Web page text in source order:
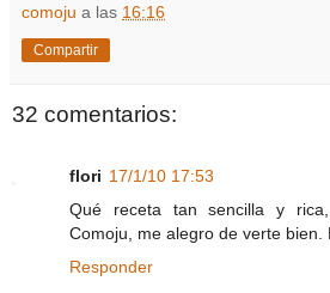
comoju a las 16:16
Compartir
32 comentarios:
flori 17/1/10 17:53
Qué receta tan sencilla y
Comoju, me alegro de verte bien.
Responder